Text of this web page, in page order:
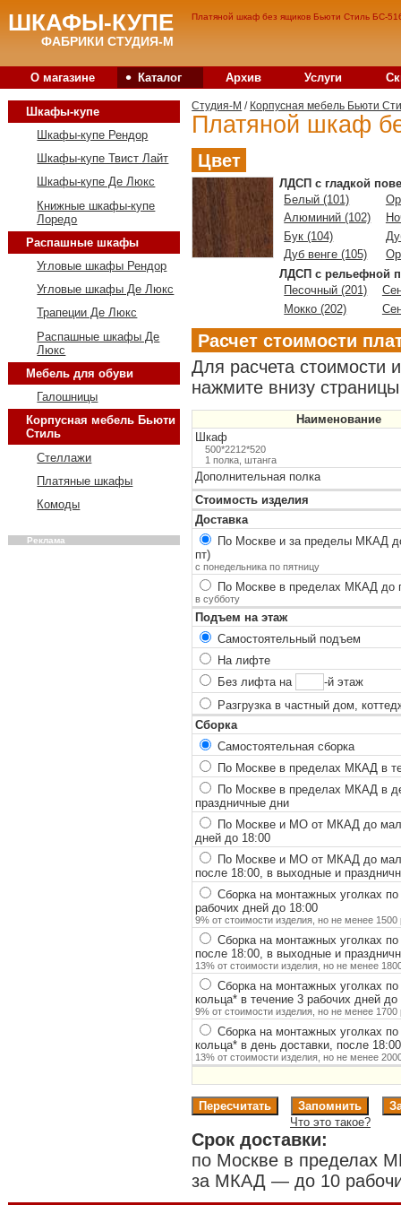
Платяной шкаф без ящиков Бьюти Стиль БС-
ШКАФЫ-КУПЕ
ФАБРИКИ СТУДИЯ-М
О магазине • Каталог Архив Услуги
Студия-M / Корпусная мебель Бьюти
Платяной шкаф
Цвет
ЛДСП с гладкой
Белый (101)
Алюминий (102)
Бук (104)
Дуб венге (105)
ЛДСП с рельефной
Песочный (201)
Мокко (202)
Расчет стоимости
Для расчета стоимости
нажмите внизу
Наименование
Шкаф
500*2212*520
1 полка, штанга
Дополнительная полка
Стоимость изделия
Доставка
По Москве и за пределы МКАД
пт)
с понедельника по пятницу
По Москве в пределах МКАД до
в субботу
Подъем на этаж
Самостоятельный подъем
На лифте
Без лифта на
-й этаж
Разгрузка в частный дом,
Сборка
Самостоятельная сборка
По Москве в пределах МКАД в
По Москве в пределах МКАД в
праздничные дни
По Москве и МО от МКАД до
дней до 18:00
По Москве и МО от МКАД до
после 18:00, в выходные и
Сборка на монтажных уголках
рабочих дней до 18:00
9% от стоимости изделия, но не менее 1500
Сборка на монтажных уголках
после 18:00, в выходные и
13% от стоимости изделия, но не менее
Сборка на монтажных уголках
кольца*в течение 3 рабочих дней до
9% от стоимости изделия, но не менее 1700
Сборка на монтажных уголках
кольца*в день доставки, после
13% от стоимости изделия, но не менее
Что это такое?
Срок доставки:
по Москве в пределах
за МКАД — до 10
Шкафы-купе
Шкафы-купе Рендор
Шкафы-купе Твист Лайт
Шкафы-купе Де Люкс
Книжные шкафы-купе
Лоредо
Распашные шкафы
Угловые шкафы Рендор
Угловые шкафы Де Люкс
Трапеции Де Люкс
Распашные шкафы Де
Люкс
Мебель для обуви
Галошницы
Корпусная мебель Бьюти
Стиль
Стеллажи
Платяные шкафы
Комоды
Реклама